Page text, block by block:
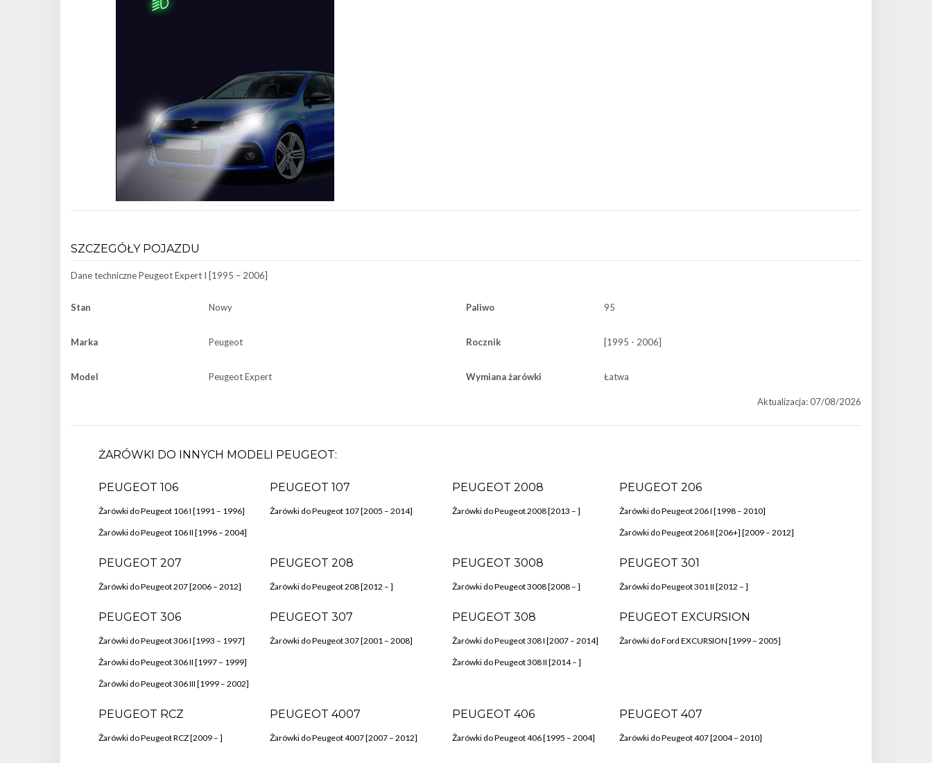
SZCZEGÓŁY POJAZDU
Dane technicznePeugeot Expert I [1995 – 2006]
Stan Nowy
Marka Peugeot
Model Peugeot Expert
Paliwo 95
Rocznik [1995 - 2006]
Wymiana żarówki Łatwa
Aktualizacja: 07/08/2026
ŻARÓWKI DO INNYCH MODELI PEUGEOT:
PEUGEOT 106
Żarówki do Peugeot 106 I [1991 – 1996]
Żarówki do Peugeot 106 II [1996 – 2004]
PEUGEOT 107
Żarówki do Peugeot 107 [2005 – 2014]
PEUGEOT 2008
Żarówki do Peugeot 2008 [2013 – ]
PEUGEOT 206
Żarówki do Peugeot 206 I [1998 – 2010]
Żarówki do Peugeot 206 II [206+] [2009 – 2012]
PEUGEOT 207
Żarówki do Peugeot 207 [2006 – 2012]
PEUGEOT 208
Żarówki do Peugeot 208 [2012 – ]
PEUGEOT 3008
Żarówki do Peugeot 3008 [2008 – ]
PEUGEOT 301
Żarówki do Peugeot 301 II [2012 – ]
PEUGEOT 306
Żarówki do Peugeot 306 I [1993 – 1997]
Żarówki do Peugeot 306 II [1997 – 1999]
Żarówki do Peugeot 306 III [1999 – 2002]
PEUGEOT 307
Żarówki do Peugeot 307 [2001 – 2008]
PEUGEOT 308
Żarówki do Peugeot 308 I [2007 – 2014]
Żarówki do Peugeot 308 II [2014 – ]
PEUGEOT EXCURSION
Żarówki do Ford EXCURSION [1999 – 2005]
PEUGEOT RCZ
Żarówki do Peugeot RCZ [2009 – ]
PEUGEOT 4007
Żarówki do Peugeot 4007 [2007 – 2012]
PEUGEOT 406
Żarówki do Peugeot 406 [1995 – 2004]
PEUGEOT 407
Żarówki do Peugeot 407 [2004 – 2010]